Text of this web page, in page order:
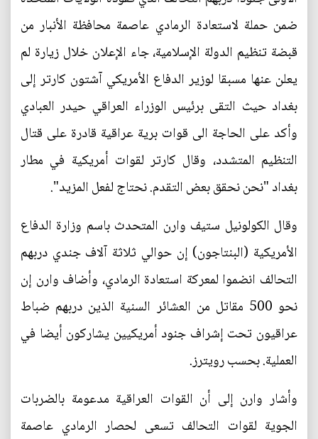
ضمن حملة لاستعادة الرمادي عاصمة محافظة الأنبار من
قبضة تنظيم الدولة الإسلامية، جاء الإعلان خلال زيارة لم
يعلن عنها مسبقا لوزير الدفاع الأمريكي آشتون كارتر إلى
بغداد حيث التقى برئيس الوزراء العراقي حيدر العبادي
وأكد على الحاجة الى قوات برية عراقية قادرة على قتال
التنظيم المتشدد، وقال كارتر لقوات أمريكية في مطار
بغداد "نحن نحقق بعض التقدم. نحتاج لفعل المزيد".
وقال الكولونيل ستيف وارن المتحدث باسم وزارة الدفاع
الأمريكية (البنتاجون) إن حوالي ثلاثة آلاف جندي دربهم
التحالف انضموا لمعركة استعادة الرمادي، وأضاف وارن إن
نحو 500 مقاتل من العشائر السنية الذين دربهم ضباط
عراقيون تحت إشراف جنود أمريكيين يشاركون أيضا في
العملية. بحسب رويترز.
وأشار وارن إلى أن القوات العراقية مدعومة بالضربات
الجوية لقوات التحالف تسعى لحصار الرمادي عاصمة